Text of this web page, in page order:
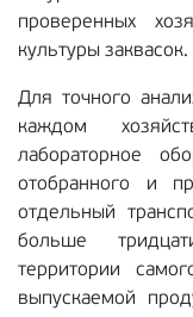
проверенных
культуры заквасок.
Для точного
каждом
лабораторное
отобранного и
отдельный
больше
территории
выпускаемой